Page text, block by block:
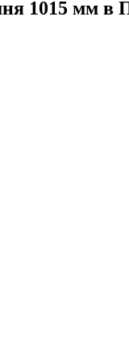
1015 мм в